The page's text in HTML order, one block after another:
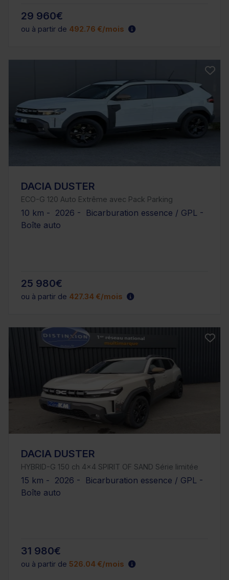
29 960€
ou à partir de 492.76 €/mois
DACIA DUSTER
ECO-G 120 Auto Extrême avec Pack Parking
10 km - 2026 - Bicarburation essence / GPL -
Boîte auto
25 980€
ou à partir de 427.34 €/mois
DACIA DUSTER
HYBRID-G 150 ch 4x4 SPIRIT OF SAND Série limitée
15 km - 2026 - Bicarburation essence / GPL -
Boîte auto
31 980€
ou à partir de 526.04 €/mois